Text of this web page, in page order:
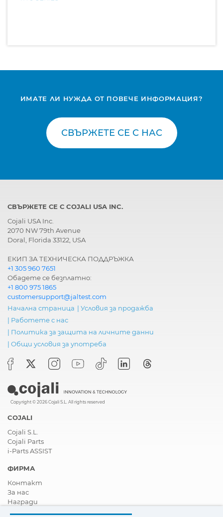
ИМАТЕ ЛИ НУЖДА ОТ ПОВЕЧЕ ИНФОРМАЦИЯ?
СВЪРЖЕТЕ СЕ С НАС
СВЪРЖЕТЕ СЕ С COJALI USA INC.
Cojali USA Inc.
2070 NW 79th Avenue
Doral, Florida 33122, USA
ЕКИП ЗА ТЕХНИЧЕСКА ПОДДРЪЖКА
+1 305 960 7651
Обадете се безплатно:
+1 800 975 1865
customersupport@jaltest.com
Начална страница | Условия за продажба
| Работете с нас
| Политика за защита на личните данни
| Общи условия за употреба
Copyright © 2026 Cojali S.L. All rights reserved
COJALI
Cojali S.L.
Cojali Parts
i-Parts ASSIST
ФИРМА
Контакт
За нас
Награди